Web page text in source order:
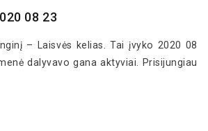
08 23
– Laisvės kelias. Tai įvyko 2020 08
dalyvavo gana aktyviai. Prisijungiau